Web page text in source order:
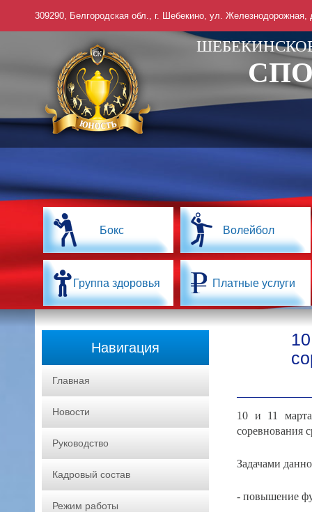
309290, Белгородская обл., г. Шебекино, ул.
Бокс Волейбол
Группа здоровья Платные услуги
Навигация
Главная
Новости
Руководство
Кадровый состав
Режим работы
10 и 11
соревнования
Задачами
- повышение